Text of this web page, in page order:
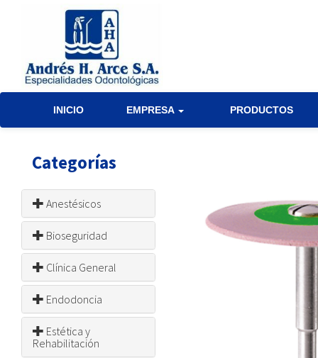
INICIO EMPRESA PRODUCTOS
Categorías
Anestésicos
Bioseguridad
Clínica General
Endodoncia
Estética y
Rehabilitación